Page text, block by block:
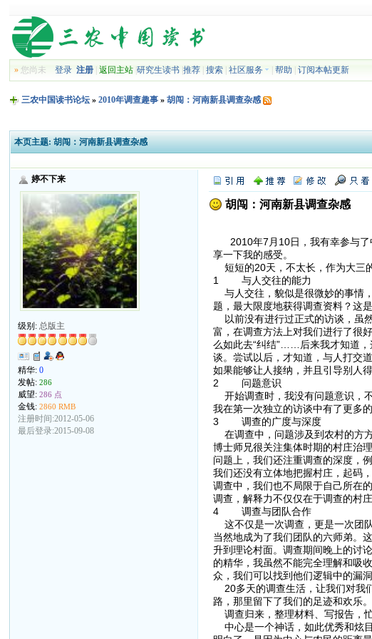
» 您尚未登录 注册 |返回主站 |研究生读书 |推荐 |搜索 |社区服务 |帮助 |订阅本帖更新
三农中国读书论坛 »2010年调查趣事 »胡闯：河南新县调查杂感
本页主题: 胡闯：河南新县调查杂感
婷不下来
级别: 总版主
精华:0
发帖:286
威望:286 点
金钱:2860 RMB
注册时间:2012-05-06
最后登录:2015-09-08
胡闯：河南新县调查杂感
2010年7月10日，我有幸参与了
享一下我的感受。
短短的20天，不太长，作为大三
1 与人交往的能力
与人交往，貌似是很微妙的事情
题，最大限度地获得调查资料？这
以前没有进行过正式的访谈，虽
富，在调查方法上对我们进行了很
么如此去“纠结”……后来我才知道，
谈。尝试以后，才知道，与人打交
如果能够让人接纳，并且引导别人
2 问题意识
开始调查时，我没有问题意识，
我在第一次独立的访谈中有了更多
3 调查的广度与深度
在调查中，问题涉及到农村的方
博士师兄很关注集体时期的村庄
问题上，我们还注重调查的深度，
我们还没有立体地把握村庄，起码
调查中，我们也不局限于自己所在
调查，解释力不仅仅在于调查的村
4 调查与团队合作
这不仅是一次调查，更是一次团
当然地成为了我们团队的六师弟。
升到理论村面。调查期间晚上的讨
的精华，我虽然不能完全理解和吸
众，我们可以找到他们逻辑中的漏
20多天的调查生活，让我们对我
路，那里留下了我们的足迹和欢乐。
调查归来，整理材料、写报告，
中心是一个神话，如此优秀和炫